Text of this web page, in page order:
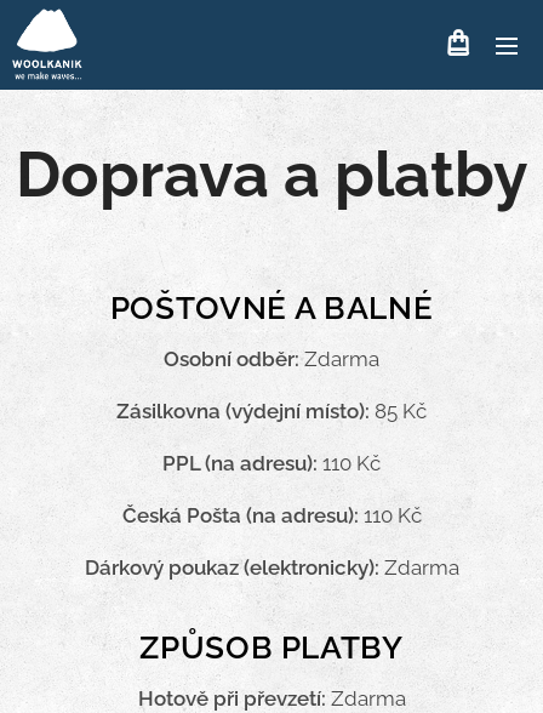
Doprava a platby
POŠTOVNÉ A BALNÉ
Osobní odběr:Zdarma
Zásilkovna (výdejní místo): 85 Kč
PPL (na adresu): 110 Kč
Česká Pošta (na adresu): 110 Kč
Dárkový poukaz (elektronicky): Zdarma
ZPŮSOB PLATBY
Hotově při převzetí: Zdarma